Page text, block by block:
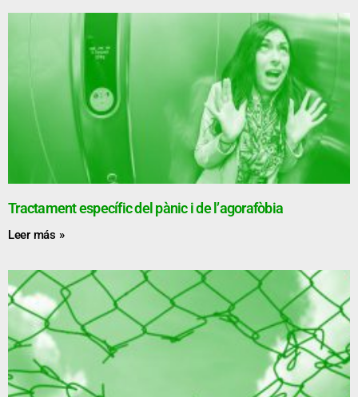
Tractament específic del pànic i de l’agorafòbia
Leer más »